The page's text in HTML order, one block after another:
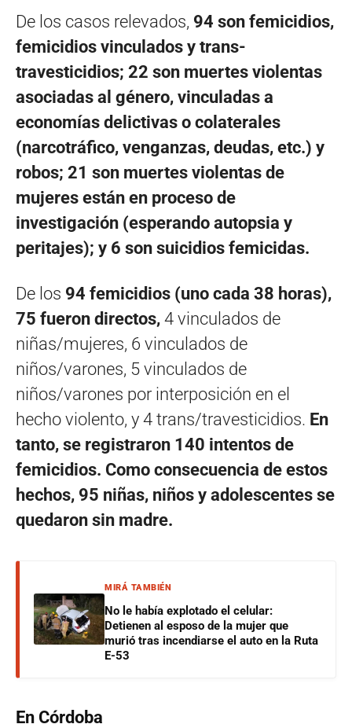
De los casos relevados, 94 son femicidios,
femicidios vinculados y trans-
travesticidios; 22 son muertes violentas
asociadas al género, vinculadas a
economías delictivas o colaterales
(narcotráfico, venganzas, deudas, etc.) y
robos; 21 son muertes violentas de
mujeres están en proceso de
investigación (esperando autopsia y
peritajes); y 6 son suicidios femicidas.
De los 94 femicidios (uno cada 38 horas),
75 fueron directos, 4 vinculados de
niñas/mujeres, 6 vinculados de
niños/varones, 5 vinculados de
niños/varones por interposición en el
hecho violento, y 4 trans/travesticidios. En
tanto, se registraron 140 intentos de
femicidios. Como consecuencia de estos
hechos, 95 niñas, niños y adolescentes se
quedaron sin madre.
MIRÁ TAMBIÉN
No le había explotado el celular:
Detienen al esposo de la mujer que
murió tras incendiarse el auto en la Ruta
E-53
En Córdoba